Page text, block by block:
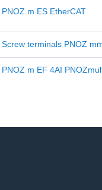
PNOZ m ES EtherCAT
Screw terminals PNOZ
PNOZ m EF 4AI